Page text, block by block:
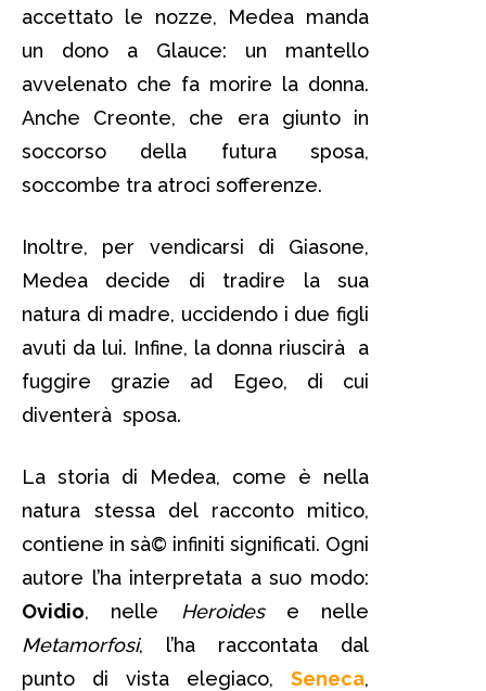
accettato le nozze, Medea manda
un dono a Glauce: un mantello
avvelenato che fa morire la donna.
Anche Creonte, che era giunto in
soccorso della futura sposa,
soccombe tra atroci sofferenze.
Inoltre, per vendicarsi di Giasone,
Medea decide di tradire la sua
natura di madre, uccidendo i due figli
avuti da lui. Infine, la donna riuscirà a
fuggire grazie ad Egeo, di cui
diventerà sposa.
La storia di Medea, come è nella
natura stessa del racconto mitico,
contiene in sà© infiniti significati. Ogni
autore l’ha interpretata a suo modo:
Ovidio, nelle Heroidese nelle
Metamorfosi, l’ha raccontata dal
punto di vista elegiaco, Seneca,